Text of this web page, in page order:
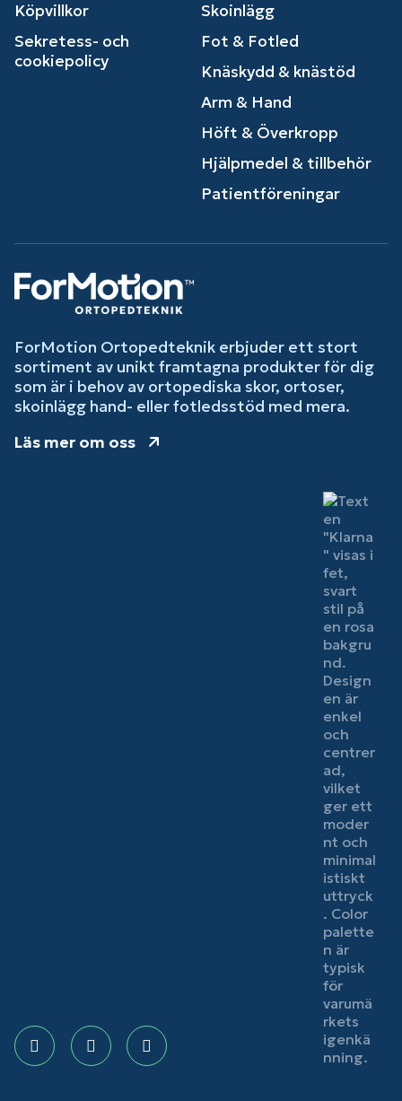
Köpvillkor
Sekretess- och
cookiepolicy
Skoinlägg
Fot & Fotled
Knäskydd & knästöd
Arm & Hand
Höft & Överkropp
Hjälpmedel & tillbehör
Patientföreningar
ForMotion Ortopedteknik erbjuder ett stort
sortiment av unikt framtagna produkter för dig
som är i behov av ortopediska skor, ortoser,
skoinlägg hand- eller fotledsstöd med mera.
Läs mer om oss
FacebookInstagramLinkedIn